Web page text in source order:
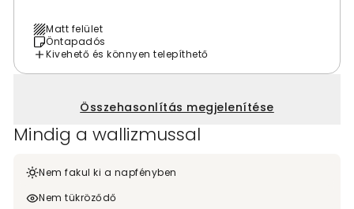
Matt felület
Öntapadós
Kivehető és könnyen telepíthető
Összehasonlítás megjelenítése
Mindig a wallizmussal
Nem fakul ki a napfényben
Nem tükröződő